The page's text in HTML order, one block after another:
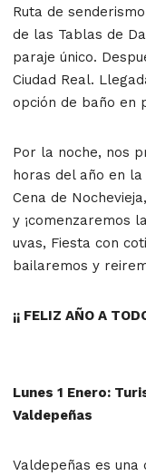
Ruta de
de las Tablas de
paraje único.
Ciudad Real.
opción de baño en
Por la noche, nos
horas del año en
Cena de
y ¡comenzaremos
uvas, Fiesta con
bailaremos y
¡¡ FELIZ AÑO A
Lunes 1 Enero:
Valdepeñas
Valdepeñas es